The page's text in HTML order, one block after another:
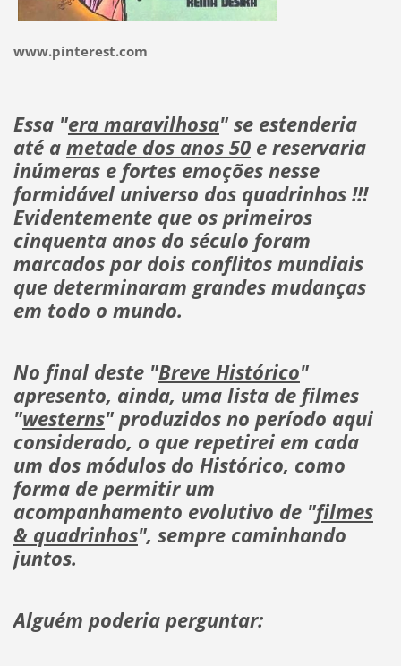
www.pinterest.com
Essa "era maravilhosa" se estenderia
até ametade dos anos 50e reservaria
inúmeras e fortes emoções nesse
formidável universo dos quadrinhos !!!
Evidentemente que os primeiros
cinquenta anos do século foram
marcados por dois conflitos mundiais
que determinaram grandes mudanças
em todo o mundo.
No final deste "Breve Histórico"
apresento, ainda, uma lista de filmes
"westerns" produzidos no período aqui
considerado, o que repetirei em cada
um dos módulos do Histórico, como
forma de permitir um
acompanhamento evolutivo de "filmes
& quadrinhos", sempre caminhando
juntos.
Alguém poderia perguntar: